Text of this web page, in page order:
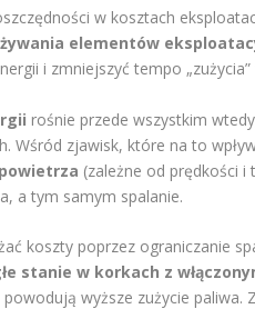
w kosztach
elementów
i zmniejszyć tempo „zużycia”
rośnie przede wszystkim
Wśród zjawisk, które na to
(zależne od prędkości
a tym samym spalanie.
koszty poprzez ograniczanie
stanie w korkach z
wyższe zużycie paliwa.